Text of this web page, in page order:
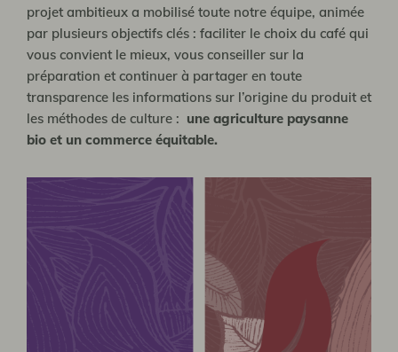
projet ambitieux a mobilisé toute notre équipe, animée
par plusieurs objectifs clés : faciliter le choix du café qui
vous convient le mieux, vous conseiller sur la
préparation et continuer à partager en toute
transparence les informations sur l’origine du produit et
les méthodes de culture : une agriculture paysanne
bio et un commerce équitable.